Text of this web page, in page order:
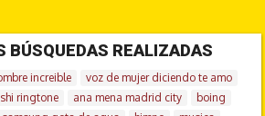
BÚSQUEDAS REALIZADAS
increible
voz de mujer diciendo te amo
ringtone
ana mena madrid city
boing